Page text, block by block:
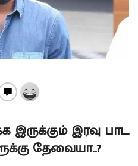
இருக்கும் இரவு பாட
தேவையா..?